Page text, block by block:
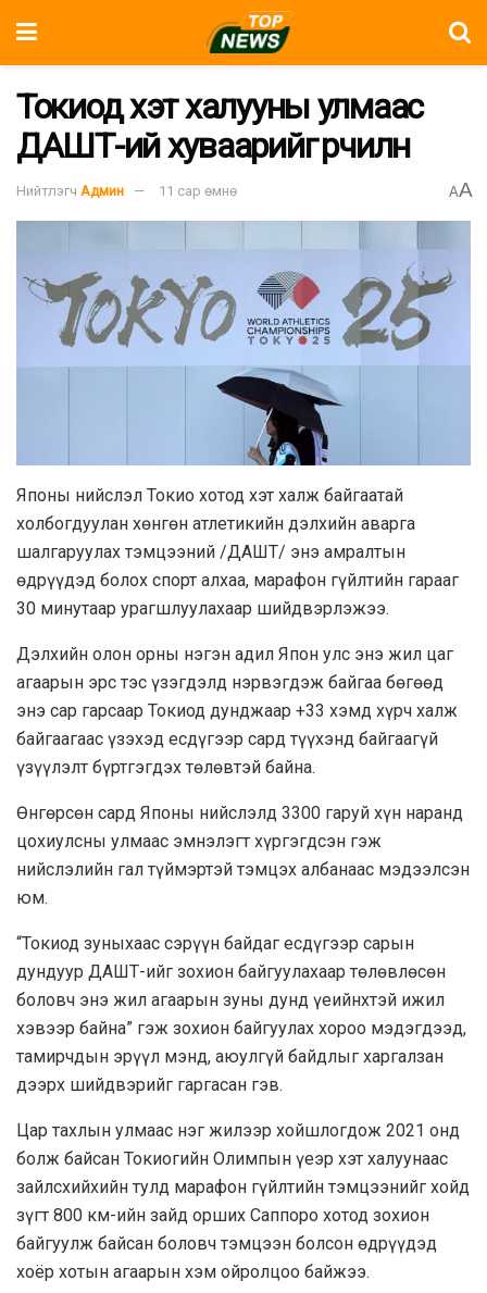
Токиод хэт халууны улмаас
ДАШТ-ий хуваарийг өөрчилнө
Нийтлэгч Админ 11 сар өмнө AA
Японы нийслэл Токио хотод хэт халж байгаатай
холбогдуулан хөнгөн атлетикийн дэлхийн аварга
шалгаруулах тэмцээний /ДАШТ/ энэ амралтын
өдрүүдэд болох спорт алхаа, марафон гүйлтийн гарааг
30 минутаар урагшлуулахаар шийдвэрлэжээ.
Дэлхийн олон орны нэгэн адил Япон улс энэ жил цаг
агаарын эрс тэс үзэгдэлд нэрвэгдэж байгаа бөгөөд
энэ сар гарсаар Токиод дунджаар +33 хэмд хүрч халж
байгаагаас үзэхэд есдүгээр сард түүхэнд байгаагүй
үзүүлэлт бүртгэгдэх төлөвтэй байна.
Өнгөрсөн сард Японы нийслэлд 3300 гаруй хүн наранд
цохиулсны улмаас эмнэлэгт хүргэгдсэн гэж
нийслэлийн гал түймэртэй тэмцэх албанаас мэдээлсэн
юм.
“Токиод зуныхаас сэрүүн байдаг есдүгээр сарын
дундуур ДАШТ-ийг зохион байгуулахаар төлөвлөсөн
боловч энэ жил агаарын зуны дунд үеийнхтэй ижил
хэвээр байна” гэж зохион байгуулах хороо мэдэгдээд,
тамирчдын эрүүл мэнд, аюулгүй байдлыг харгалзан
дээрх шийдвэрийг гаргасан гэв.
Цар тахлын улмаас нэг жилээр хойшлогдож 2021 онд
болж байсан Токиогийн Олимпын үеэр хэт халуунаас
зайлсхийхийн тулд марафон гүйлтийн тэмцээнийг хойд
зүгт 800 км-ийн зайд орших Саппоро хотод зохион
байгуулж байсан боловч тэмцээн болсон өдрүүдэд
хоёр хотын агаарын хэм ойролцоо байжээ.